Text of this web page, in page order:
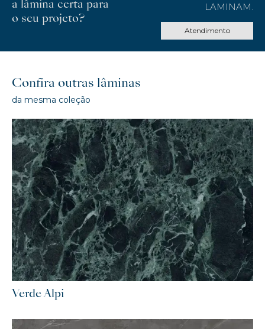
a lâmina certa para
o seu projeto?
LAMINAM.
Atendimento
Confira outras lâminas
da mesma coleção
Verde Alpi